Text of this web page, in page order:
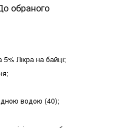
обраного
Лікра на байці;
водою (40);